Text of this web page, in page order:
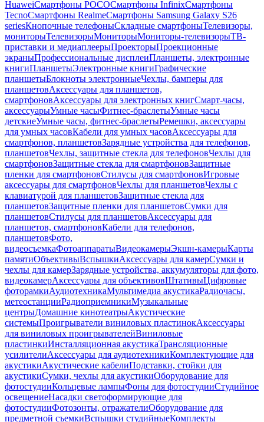
HuaweiСмартфоны POCOСмартфоны InfinixСмартфоны
TecnoСмартфоны RealmeСмартфоны Samsung Galaxy S26
seriesКнопочные телефоныСкладные смартфоныТелевизоры,
мониторыТелевизорыМониторыМониторы-телевизорыТВ-
приставки и медиаплеерыПроекторыПроекционные
экраныПрофессиональные дисплеиПланшеты, электронные
книгиПланшетыЭлектронные книгиГрафические
планшетыБлокноты электронныеЧехлы, бамперы для
планшетовАксессуары для планшетов,
смартфоновАксессуары для электронных книгСмарт-часы,
аксессуарыУмные часыФитнес-браслетыУмные часы
детскиеУмные часы, фитнес-браслетыРемешки, аксессуары
для умных часовКабели для умных часовАксессуары для
смартфонов, планшетовЗарядные устройства для телефонов,
планшетовЧехлы, защитные стекла для телефоновЧехлы для
смартфоновЗащитные стекла для смартфоновЗащитные
пленки для смартфоновСтилусы для смартфоновИгровые
аксессуары для смартфоновЧехлы для планшетовЧехлы с
клавиатурой для планшетовЗащитные стекла для
планшетовЗащитные пленки для планшетовСумки для
планшетовСтилусы для планшетовАксессуары для
планшетов, смартфоновКабели для телефонов,
планшетовФото,
видеосъемкаФотоаппаратыВидеокамерыЭкшн-камерыКарты
памятиОбъективыВспышкиАксессуары для камерСумки и
чехлы для камерЗарядные устройства, аккумуляторы для фото,
видеокамерАксессуары для объективовШтативыЦифровые
фоторамкиАудиотехникаМультимедиа акустикаРадиочасы,
метеостанцииРадиоприемникиМузыкальные
центрыДомашние кинотеатрыАкустические
системыПроигрыватели виниловых пластинокАксессуары
для виниловых проигрывателейВиниловые
пластинкиИнсталляционная акустикаТрансляционные
усилителиАксессуары для аудиотехникиКомплектующие для
акустикиАкустические кабелиПодставки, стойки для
акустикиСумки, чехлы для акустикиОборудование для
фотостудииКольцевые лампыФоны для фотостудииСтудийное
освещениеНасадки светоформирующие для
фотостудииФотозонты, отражателиОборудование для
предметной съемкиВспышки студийныеКомплекты